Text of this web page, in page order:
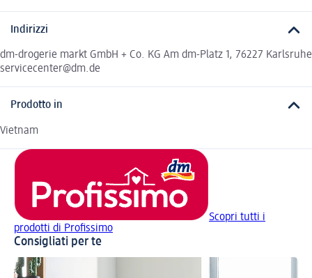
Indirizzi
dm-drogerie markt GmbH + Co. KG Am dm-Platz 1, 76227 Karlsruhe
servicecenter@dm.de
Prodotto in
Vietnam
Scopri tutti i
prodotti di Profissimo
Consigliati per te